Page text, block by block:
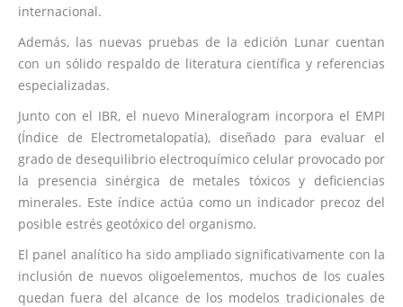
internacional.
Además, las nuevas pruebas de la edición Lunar cuentan
con un sólido respaldo de literatura científica y referencias
especializadas.
Junto con el IBR, el nuevo Mineralogram incorpora el EMPI
(Índice de Electrometalopatía), diseñado para evaluar el
grado de desequilibrio electroquímico celular provocado por
la presencia sinérgica de metales tóxicos y deficiencias
minerales. Este índice actúa como un indicador precoz del
posible estrés geotóxico del organismo.
El panel analítico ha sido ampliado significativamente con la
inclusión de nuevos oligoelementos, muchos de los cuales
quedan fuera del alcance de los modelos tradicionales de